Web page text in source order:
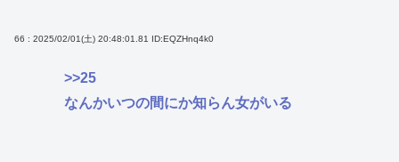
66 : 2025/02/01(土) 20:48:01.81 ID:EQZHnq4k0
>>25
なんかいつの間にか知らん女がいる